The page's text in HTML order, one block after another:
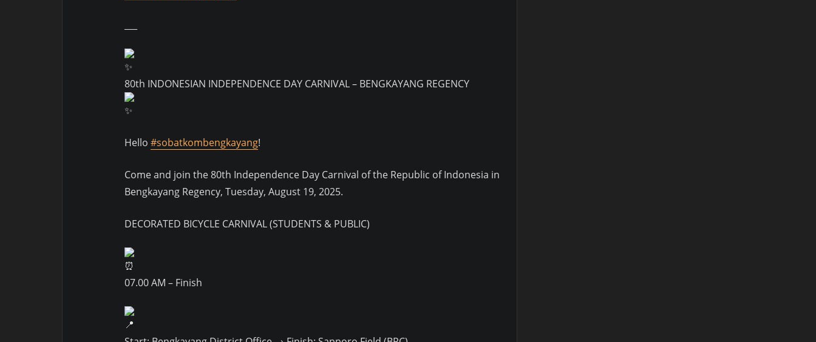
80th INDONESIAN INDEPENDENCE DAY CARNIVAL – BENGKAYANG REGENCY
Hello #sobatkombengkayang!
Come and join the 80th Independence Day Carnival of the Republic of Indonesia in
Bengkayang Regency, Tuesday, August 19, 2025.
DECORATED BICYCLE CARNIVAL (STUDENTS & PUBLIC)
07.00 AM – Finish